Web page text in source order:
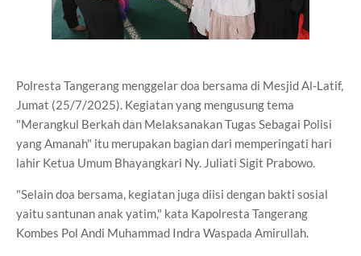
Polresta Tangerang menggelar doa bersama di Mesjid Al-Latif,
Jumat (25/7/2025). Kegiatan yang mengusung tema
"Merangkul Berkah dan Melaksanakan Tugas Sebagai Polisi
yang Amanah" itu merupakan bagian dari memperingati hari
lahir Ketua Umum Bhayangkari Ny. Juliati Sigit Prabowo.
"Selain doa bersama, kegiatan juga diisi dengan bakti sosial
yaitu santunan anak yatim," kata Kapolresta Tangerang
Kombes Pol Andi Muhammad Indra Waspada Amirullah.